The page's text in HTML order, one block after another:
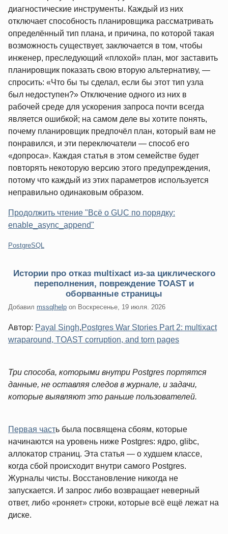
диагностические инструменты. Каждый из них
отключает способность планировщика рассматривать
определённый тип плана, и причина, по которой такая
возможность существует, заключается в том, чтобы
инженер, преследующий «плохой» план, мог заставить
планировщик показать свою вторую альтернативу, —
спросить: «Что бы ты сделал, если бы этот тип узла
был недоступен?» Отключение одного из них в
рабочей среде для ускорения запроса почти всегда
является ошибкой; на самом деле вы хотите понять,
почему планировщик предпочёл план, который вам не
понравился, и эти переключатели — способ его
«допроса». Каждая статья в этом семействе будет
повторять некоторую версию этого предупреждения,
потому что каждый из этих параметров используется
неправильно одинаковым образом.
Продолжить чтение "Всё о GUC по порядку:
enable_async_append"
Категории:
PostgreSQL
Истории про отказ multixact из-за циклического
переполнения, повреждение TOAST и
оборванные страницы
Добавил mssqlhelp on Воскресенье, 19 июля. 2026
Автор: Payal Singh,Postgres War Stories Part 2: multixact
wraparound, TOAST corruption, and torn pages
Три способа, которыми внутри Postgres портятся
данные, не оставляя следов в журнале, и задачи,
которые выявляют это раньше пользователей.
Первая часть была посвящена сбоям, которые
начинаются на уровень ниже Postgres: ядро, glibc,
аллокатор страниц. Эта статья — о худшем классе,
когда сбой происходит внутри самого Postgres.
Журналы чисты. Восстановление никогда не
запускается. И запрос либо возвращает неверный
ответ, либо «роняет» строки, которые всё ещё лежат на
диске.